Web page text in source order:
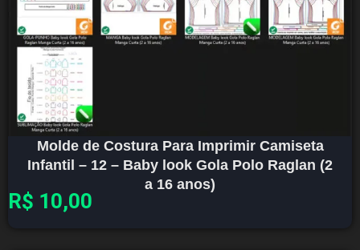
Molde de Costura Para Imprimir Camiseta
Infantil – 12 – Baby look Gola Polo Raglan (2
a 16 anos)
R$ 10,00